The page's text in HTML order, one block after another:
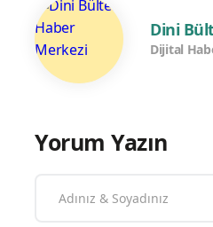
Dini
Dijital
Yorum Yazın